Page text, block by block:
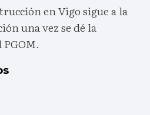
en Vigo sigue a la
una vez se dé la